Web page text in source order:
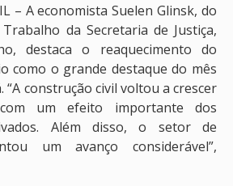
– A economista Suelen Glinsk, do
da Secretaria de Justiça,
destaca o reaquecimento do
como o grande destaque do mês
“A construção civil voltou a crescer
um efeito importante dos
Além disso, o setor de
um avanço considerável”,